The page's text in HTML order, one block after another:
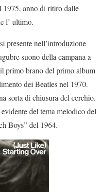
anno di ritiro dalle
l’ ultimo.
presente nell’introduzione
suono della campana a
primo brano del primo album
dei Beatles nel 1970.
sorta di chiusura del cerchio.
del tema melodico del
Boys” del 1964.